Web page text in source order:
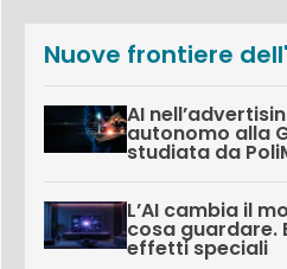
Nuove frontiere
AI
autonomo alla
studiata da
L’AI cambia il
cosa guardare.
effetti speciali